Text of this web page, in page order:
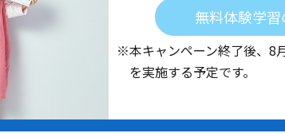
無料体験学
※本キャンペーン終了後、 8
を実施する予定です。